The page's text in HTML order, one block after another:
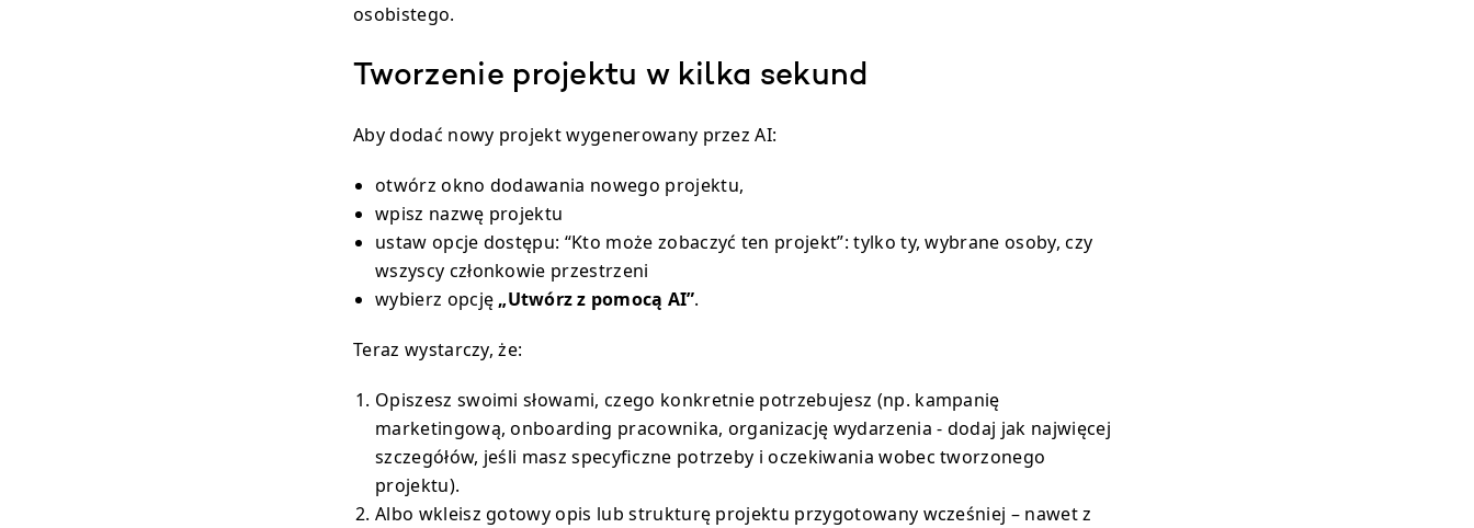
osobistego.
Tworzenie projektu w kilka sekund
Aby dodać nowy projekt wygenerowany przez AI:
otwórz okno dodawania nowego projektu,
wpisz nazwę projektu
ustaw opcje dostępu: “Kto może zobaczyć ten projekt”: tylko ty, wybrane osoby, czy
wszyscy członkowie przestrzeni
wybierz opcję „Utwórz z pomocą AI”.
Teraz wystarczy, że:
Opiszesz swoimi słowami, czego konkretnie potrzebujesz (np. kampanię
marketingową, onboarding pracownika, organizację wydarzenia - dodaj jak najwięcej
szczegółów, jeśli masz specyficzne potrzeby i oczekiwania wobec tworzonego
projektu).
Albo wkleisz gotowy opis lub strukturę projektu przygotowany wcześniej – nawet z